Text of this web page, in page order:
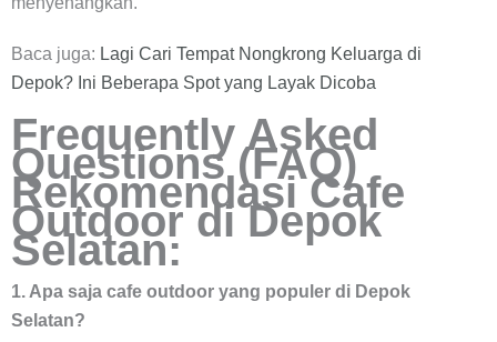
Baca juga: Lagi Cari Tempat Nongkrong Keluarga di
Depok? Ini Beberapa Spot yang Layak Dicoba
Frequently Asked
Questions (FAQ)
Rekomendasi Cafe
Outdoor di Depok
Selatan:
1. Apa saja cafe outdoor yang populer di Depok
Selatan?